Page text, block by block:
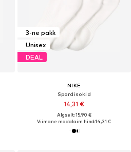
3-ne pakk
Unisex
DEAL
NIKE
Spordisokid
14,31 €
Algselt: 15,90 €
Viimane madalaim hind:14,31 €